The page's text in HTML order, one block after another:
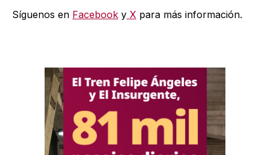
Síguenos en Facebook y X para más información.